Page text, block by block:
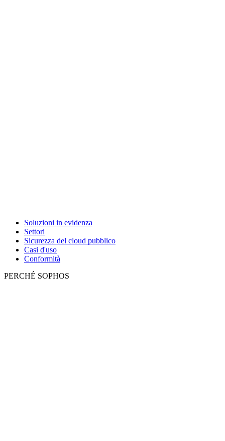
Soluzioni in evidenza
Settori
Sicurezza del cloud pubblico
Casi d'uso
Conformità
PERCHÉ SOPHOS